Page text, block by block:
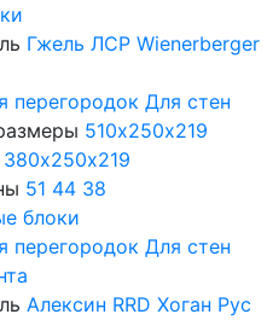
Гжель ЛСР Wienerberger
перегородок Для стен
510х250х219
380х250х219
51 44 38
блоки
перегородок Для стен
Алексин RRD Хоган Рус